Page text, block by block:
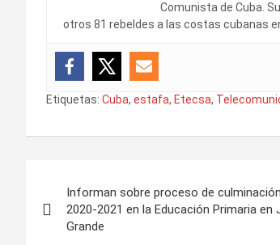
Comunista de Cuba.
otros 81 rebeldes a las costas cubanas
Etiquetas: Cuba, estafa, Etecsa,
Informan sobre proceso de
2020-2021 en la Educación Primaria en
Grande